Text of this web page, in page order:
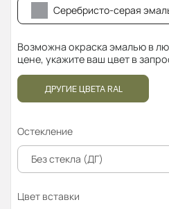
Серебристо-серая
Возможна окраска эмалью в
цене, укажите ваш цвет в
ДРУГИЕ ЦВЕТА RAL
Остекление
Без стекла (ДГ)
Цвет вставки